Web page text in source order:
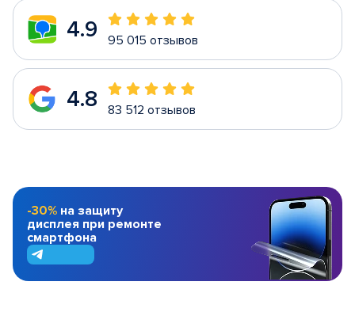
4.9 95 015 отзывов
4.8 83 512 отзывов
-30% на защиту
дисплея при ремонте
смартфона